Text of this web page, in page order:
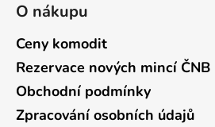
O nákupu
Ceny komodit
Rezervace nových mincí ČNB
Obchodní podmínky
Zpracování osobních údajů